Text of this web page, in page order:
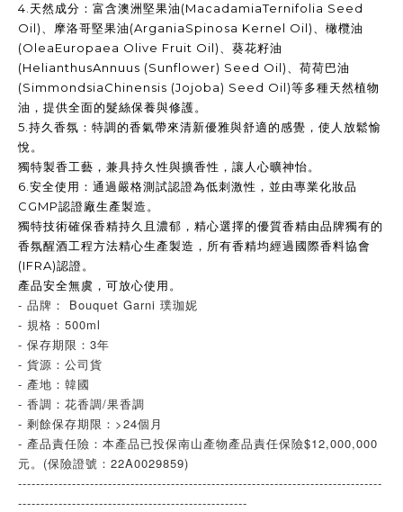
4. 天然成分：富含澳洲堅果油(MacadamiaTernifolia Seed
Oil)
、摩洛哥堅果油(ArganiaSpinosa Kernel Oil)
、橄欖油
(OleaEuropaea Olive Fruit Oil)
、葵花籽油
(HelianthusAnnuus (Sunflower) Seed Oil)
、荷荷巴油
(SimmondsiaChinensis (Jojoba) Seed Oil)等多種天然植物
油，提供全面的髮絲保養與修護。
5. 持久香氛：特調的香氣帶來清新優雅與舒適的感覺，使人放鬆愉
悅。
獨特製香工藝，兼具持久性與擴香性，讓人心曠神怡。
6. 安全使用：通過嚴格測試認證為低刺激性，並由專業化妝品
CGMP認證廠生產製造。
獨特技術確保香精持久且濃郁，精心選擇的優質香精由品牌獨有的
香氛醒酒工程方法精心生產製造，所有香精均經過國際香料協會
(IFRA)認證。
產品安全無虞，可放心使用。
- 品牌： Bouquet Garni 璞珈妮
- 規格：500ml
- 保存期限：3年
- 貨源：公司貨
- 產地：韓國
- 香調：花香調/果香調
- 剩餘保存期限：>24個月
- 產品責任險：本產品已投保南山產物產品責任保險$12,000,000
元。(保險證號：22A0029859)
---------------------------------------------------------------------------------
---------------------------------------------------